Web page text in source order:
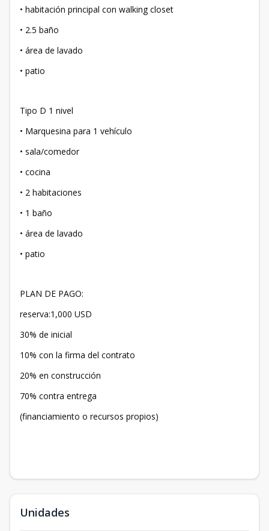
• habitación principal con walking closet
• 2.5 baño
• área de lavado
• patio
Tipo D 1 nivel
• Marquesina para 1 vehículo
• sala/comedor
• cocina
• 2 habitaciones
• 1 baño
• área de lavado
• patio
PLAN DE PAGO:
reserva:1,000 USD
30% de inicial
10% con la firma del contrato
20% en construcción
70% contra entrega
(financiamiento o recursos propios)
Unidades